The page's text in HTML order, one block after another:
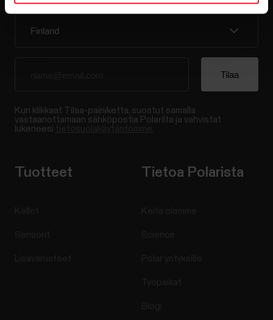
Kun klikkaat Tilaa-painiketta, suostut samalla
vastaanottamaan sähköpostia Polarilta ja vahvistat
lukeneesi
Tuotteet Tietoa Polarista